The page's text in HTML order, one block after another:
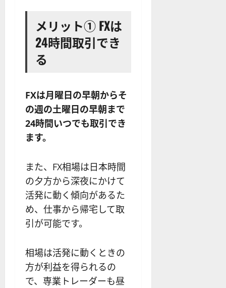
メリット① FXは
24時間取引でき
る
FXは月曜日の早朝からそ
の週の土曜日の早朝まで
24時間いつでも取引でき
ます。
また、FX相場は日本時間
の夕方から深夜にかけて
活発に動く傾向があるた
め、仕事から帰宅して取
引が可能です。
相場は活発に動くときの
方が利益を得られるの
で、専業トレーダーも昼